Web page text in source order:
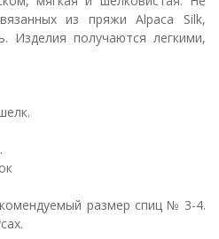
из пряжи Alpaca Silk,
Изделия получаются легкими,
размер спиц № 3-4.